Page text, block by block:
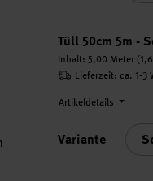
Tüll 50cm 5m -
Inhalt: 5,00 Meter
Lieferzeit: ca. 1-3
Artikeldetails
Variante